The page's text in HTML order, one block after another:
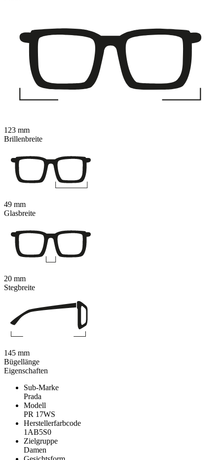
Eigenschaften
Sub-Marke
Prada
Modell
PR 17WS
Herstellerfarbcode
1AB5S0
Zielgruppe
Damen
123 mm
Brillenbreite
49 mm
Glasbreite
20 mm
Stegbreite
145 mm
Bügellänge